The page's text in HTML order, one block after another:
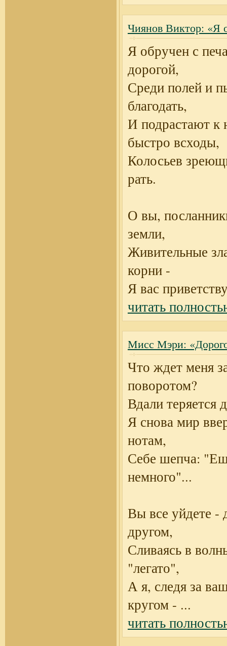
Чиянов Виктор: «Я
Я обручен с
дорогой,
Среди полей и
благодать,
И подрастают к
быстро всходы,
Колосьев
рать.
О вы,
земли,
Живительные
корни -
Я вас
читать
Мисс Мэри:
Что ждет меня
поворотом?
Вдали теряется
Я снова мир
нотам,
Себе шепча:
немного"...
Вы все уйдете -
другом,
Сливаясь в
"легато",
А я, следя за
кругом - ...
читать